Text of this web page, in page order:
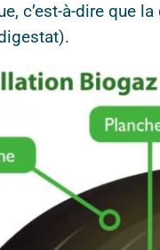
c’est-à-dire que